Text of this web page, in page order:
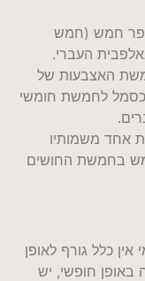
חמש (חמש
העברי.
האצבעות של
לחמשת חומשי
אחד משמותיו
בחמשת החושים
כלל גורף לאופן
באופן חופשי, יש